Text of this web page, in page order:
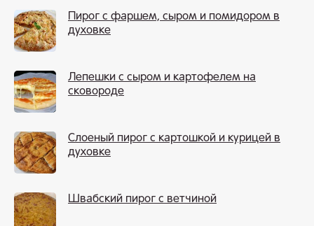
Пирог с фаршем, сыром и помидором в
духовке
Лепешки с сыром и картофелем на
сковороде
Слоеный пирог с картошкой и курицей в
духовке
Швабский пирог с ветчиной